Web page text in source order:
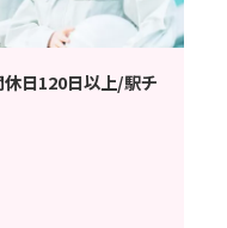
休日120日以上/駅チ